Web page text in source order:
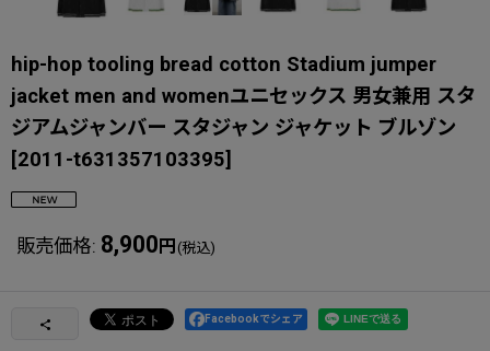
hip-hop tooling bread cotton Stadium jumper
jacket men and womenユニセックス 男女兼用 スタ
ジアムジャンバー スタジャン ジャケット ブルゾン
[2011-t631357103395]
販売価格: 8,900 円 (税込)
Facebookでシェア